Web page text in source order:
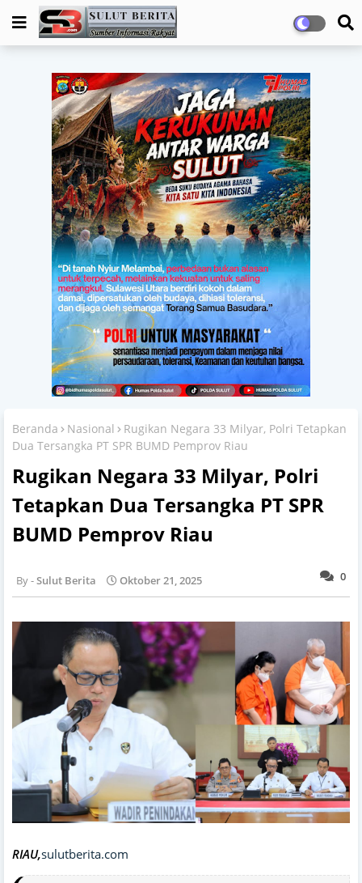
Beranda Nasional
Rugikan Negara 33 Milyar, Polri Tetapkan
Dua Tersangka PT SPR BUMD Pemprov Riau
Rugikan Negara 33 Milyar, Polri
Tetapkan Dua Tersangka PT SPR
BUMD Pemprov Riau
0
Sulut Berita Oktober 21, 2025
RIAU,sulutberita.com